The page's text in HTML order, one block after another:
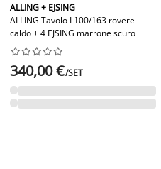
ALLING + EJSING
ALLING Tavolo L100/163 rovere
caldo + 4 EJSING marrone scuro






340,00 €/SET